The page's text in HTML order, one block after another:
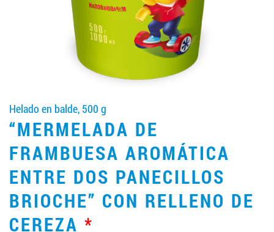
LLEGAR A SER SOCIO
0412 48 28 17
Helado en balde, 500 g
“MERMELADA DE
FRAMBUESA AROMÁTICA
ENTRE DOS PANECILLOS
BRIOCHE” CON RELLENO DE
CEREZA *